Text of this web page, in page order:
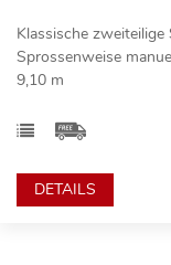
Klassische
Sprossenweise
9,10 m
DETAILS